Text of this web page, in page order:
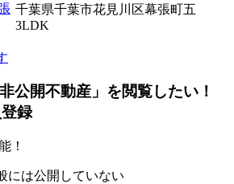
千葉県千葉市花見川区幕張町五
3LDK
！
には公開していない